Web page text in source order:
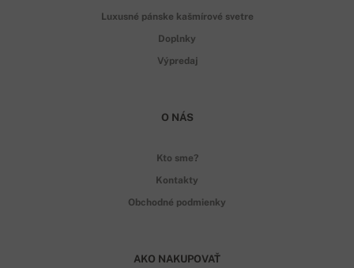
Luxusné pánske kašmírové svetre
Doplnky
Výpredaj
O NÁS
Kto sme?
Kontakty
Obchodné podmienky
AKO NAKUPOVAŤ